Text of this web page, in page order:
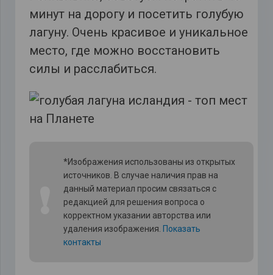
минут на дорогу и посетить голубую
лагуну. Очень красивое и уникальное
место, где можно восстановить
силы и расслабиться.
*Изображения использованы из открытых
источников. В случае наличия прав на
данный материал просим связаться с
редакцией для решения вопроса о
корректном указании авторства или
удаления изображения. Показать
контакты